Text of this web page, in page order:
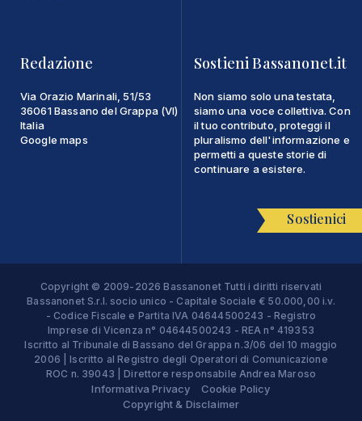
Redazione
Via Orazio Marinali, 51/53
36061 Bassano del Grappa (VI)
Italia
Google maps
Sostieni Bassanonet.it
Non siamo solo una testata,
siamo una voce collettiva. Con
il tuo contributo, proteggi il
pluralismo dell'informazione e
permetti a queste storie di
continuare a esistere.
Sostienici
Copyright © 2009-2026 Bassanonet Tutti i diritti riservati
Bassanonet S.r.l. socio unico - Capitale Sociale € 50.000,00 i.v.
- Codice Fiscale e Partita IVA 04644500243 - Registro
Imprese di Vicenza n° 04644500243 - REA n° 419353
Iscritto al Tribunale di Bassano del Grappa n.3/06 del 10 maggio
2006 | Iscritto al Registro degli Operatori di Comunicazione
ROC n. 39043 | Direttore responsabile Andrea Maroso
Informativa Privacy
Cookie Policy
Copyright & Disclaimer